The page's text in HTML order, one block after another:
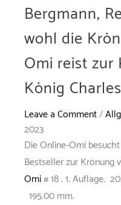
Bergmann,
wohl die
Omi reist
König
Leave a Comment/
2023
Die Online-Omi
Bestseller zur Krönung
Omi# 18 . 1. Auflage.
195.00 mm.